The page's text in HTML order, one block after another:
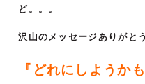
ど。。。
沢山のメッセージありがと
『どれにしようか